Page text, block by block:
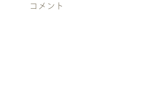
コメント